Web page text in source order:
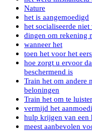
Nature
het is aangemoedigd
het socialiseerde
dingen om rekening
wanneer het
toen het voor het
hoe zorgt u ervoor
beschermend is
Train het om andere
beloningen
Train het om te
vermijd het
hulp krijgen van een
meest aanbevolen